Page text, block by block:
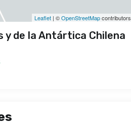
Leaflet | ©OpenStreetMapcontributors
y de la Antártica Chilena